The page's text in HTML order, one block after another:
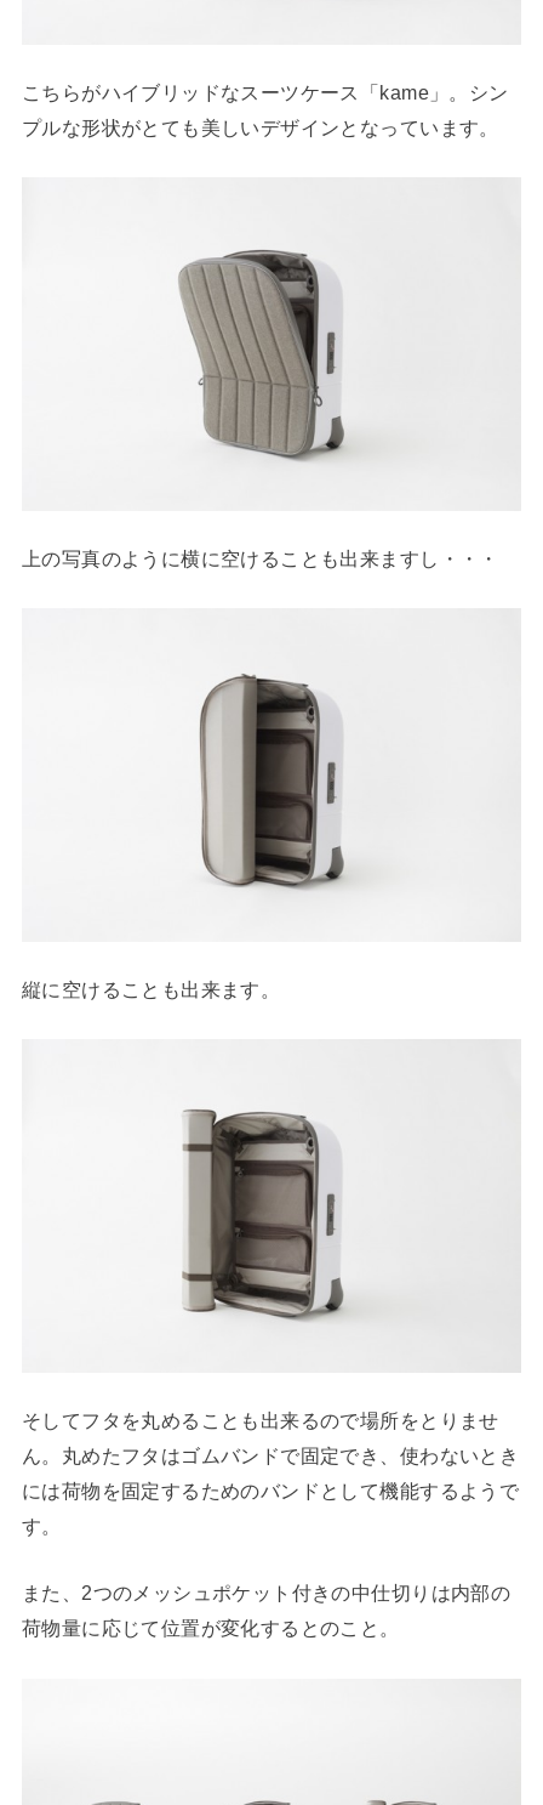
こちらがハイブリッドなスーツケース「kame」。シン
プルな形状がとても美しいデザインとなっています。
上の写真のように横に空けることも出来ますし・・・
縦に空けることも出来ます。
そしてフタを丸めることも出来るので場所をとりませ
ん。丸めたフタはゴムバンドで固定でき、使わないとき
には荷物を固定するためのバンドとして機能するようで
す。
また、2つのメッシュポケット付きの中仕切りは内部の
荷物量に応じて位置が変化するとのこと。